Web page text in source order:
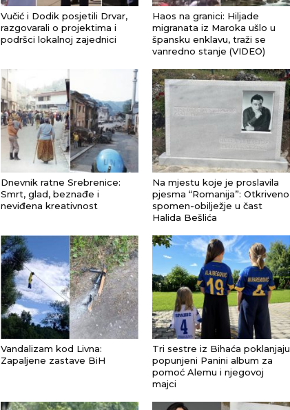
Vučić i Dodik posjetili Drvar,
razgovarali o projektima i
podršci lokalnoj zajednici
Haos na granici: Hiljade
migranata iz Maroka ušlo u
špansku enklavu, traži se
vanredno stanje (VIDEO)
Dnevnik ratne Srebrenice:
Smrt, glad, beznađe i
neviđena kreativnost
Na mjestu koje je proslavila
pjesma “Romanija”: Otkriveno
spomen-obilježje u čast
Halida Bešlića
Vandalizam kod Livna:
Zapaljene zastave BiH
Tri sestre iz Bihaća poklanjaju
popunjeni Panini album za
pomoć Alemu i njegovoj
majci